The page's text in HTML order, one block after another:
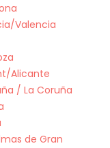
Valencia
Alicante
/ La Coruña
de Gran